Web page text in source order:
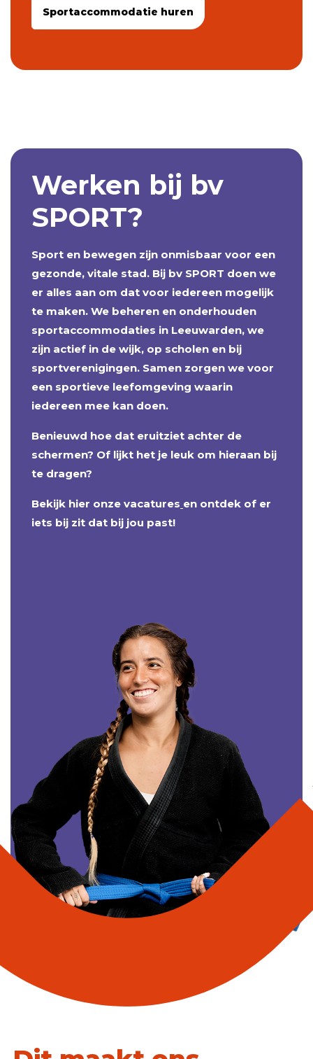
Sportaccommodatie huren
Werken bij bv
SPORT?
Sport en bewegen zijn onmisbaar voor een
gezonde, vitale stad. Bij bv SPORT doen we
er alles aan om dat voor iedereen mogelijk
te maken. We beheren en onderhouden
sportaccommodaties in Leeuwarden, we
zijn actief in de wijk, op scholen en bij
sportverenigingen. Samen zorgen we voor
een sportieve leefomgeving waarin
iedereen mee kan doen.
Benieuwd hoe dat eruitziet achter de
schermen? Of lijkt het je leuk om hieraan bij
te dragen?
Bekijk hier onze vacatures en ontdek of er
iets bij zit dat bij jou past!